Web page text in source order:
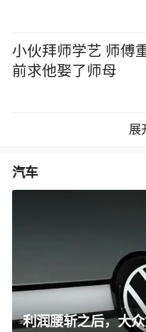
小伙拜师学艺 师傅
前求他娶了师母
展
汽车